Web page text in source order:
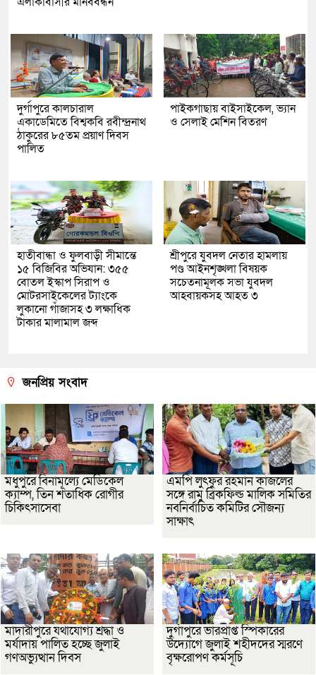
দুর্গাপুরে কালচারাল
একাডেমিতে বিশ্বকবি রবীন্দ্রনাথ
ঠাকুরের ৮৫তম প্রয়াণ দিবস
পালিত
পাইকগাছায় বাইসাইকেল, ভ্যান
ও সেলাই মেশিন বিতরণ
হাতীবান্ধা ও ফুলবাড়ী সীমান্তে
১৫ বিজিবির অভিযান: ৩৫৫
বোতল ইস্কাপ সিরাপ ও
মোটরসাইকেলের ট্যাংকে
লুকানো গাঁজাসহ ৩ লক্ষাধিক
টাকার মালামাল জব্দ
শ্রীপুরে যুবদল নেতার হামলায়
পণ্ড আইনশৃঙ্খলা বিষয়ক
সচেতনামূলক সভা যুবদল
আহবায়কসহ আহত ৩
জনপ্রিয় সংবাদ
মধুপুরে বিনামূল্যে মেডিকেল
ক্যাম্প, তিন শতাধিক রোগীর
চিকিৎসাসেবা
এমপি লুৎফুর রহমান কাজলের
সঙ্গে রামু ব্রিকফিল্ড মালিক সমিতির
নবনির্বাচিত কমিটির সৌজন্য
সাক্ষাৎ
মাদারীপুরে যথাযোগ্য শ্রদ্ধা ও
মর্যাদায় পালিত হচ্ছে জুলাই
গণঅভ্যুত্থান দিবস
দুর্গাপুরে ভারপ্রাপ্ত স্পিকারের
উদ্যোগে জুলাই শহীদদের স্মরণে
বৃক্ষরোপণ কর্মসূচি